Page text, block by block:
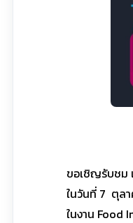
ขอเชิญรับชม
ในวันที่ 7 ตุล
ในงาน Food